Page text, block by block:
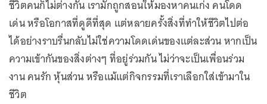
ชีวิตคนก็ไม่ต่างกัน เรามักถูกสอนให้มองหาคนเก่ง คนโดด
เด่น หรือโอกาสที่ดูดีที่สุด แต่หลายครั้งสิ่งที่ทำให้ชีวิตไปต่อ
ได้อย่างราบรื่นกลับไม่ใช่ความโดดเด่นของแต่ละส่วน หากเป็น
ความเข้ากันของสิ่งต่างๆ ที่อยู่ร่วมกัน ไม่ว่าจะเป็นเพื่อนร่วม
งาน คนรัก หุ้นส่วน หรือแม้แต่กิจกรรมที่เราเลือกใส่เข้ามาใน
ชีวิต